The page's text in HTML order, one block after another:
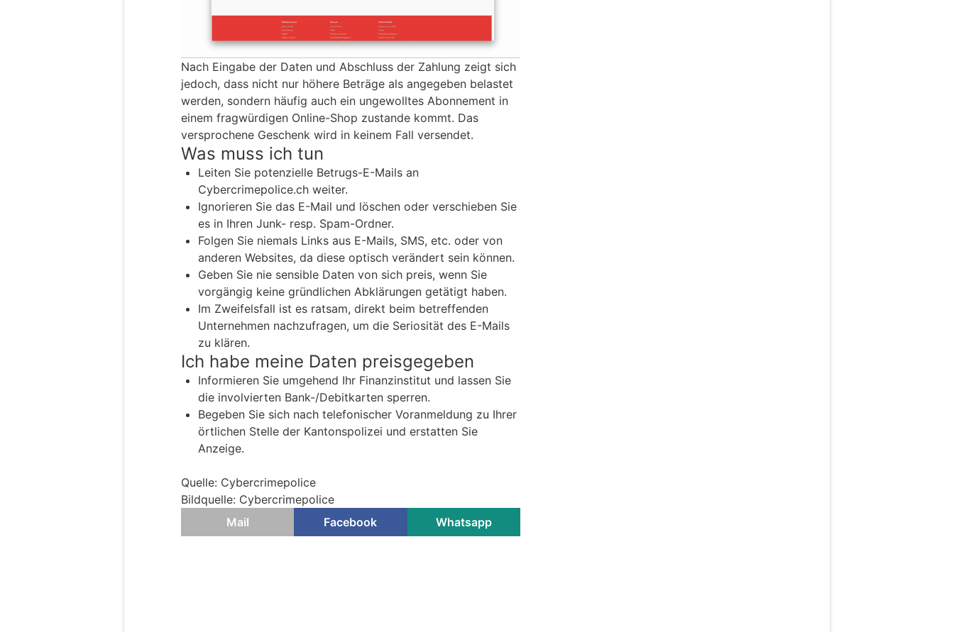
Nach Eingabe der Daten und Abschluss der Zahlung zeigt sich
jedoch, dass nicht nur höhere Beträge als angegeben belastet
werden, sondern häufig auch ein ungewolltes Abonnement in
einem fragwürdigen Online-Shop zustande kommt. Das
versprochene Geschenk wird in keinem Fall versendet.
Was muss ich tun
Leiten Sie potenzielle Betrugs-E-Mails an
Cybercrimepolice.ch weiter.
Ignorieren Sie das E-Mail und löschen oder verschieben Sie
es in Ihren Junk- resp. Spam-Ordner.
Folgen Sie niemals Links aus E-Mails, SMS, etc. oder von
anderen Websites, da diese optisch verändert sein können.
Geben Sie nie sensible Daten von sich preis, wenn Sie
vorgängig keine gründlichen Abklärungen getätigt haben.
Im Zweifelsfall ist es ratsam, direkt beim betreffenden
Unternehmen nachzufragen, um die Seriosität des E-Mails
zu klären.
Ich habe meine Daten preisgegeben
Informieren Sie umgehend Ihr Finanzinstitut und lassen Sie
die involvierten Bank-/Debitkarten sperren.
Begeben Sie sich nach telefonischer Voranmeldung zu Ihrer
örtlichen Stelle der Kantonspolizei und erstatten Sie
Anzeige.
Quelle: Cybercrimepolice
Bildquelle: Cybercrimepolice
Mail
Facebook Whatsapp